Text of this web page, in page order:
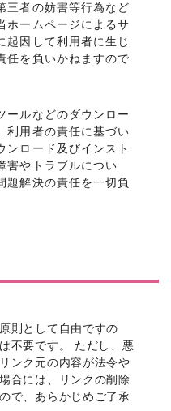
三者の妨害等行為など
ホームページによるサ
起因して利用者に生じ
任を負いかねますので
ールなどのダウンロー
利用者の責任に基づい
ンロード及びインスト
害やトラブルについ
題解決の責任を一切負
則として自由ですの
不要です。 ただし、悪
ンク元の内容が法令や
合には、リンクの削除
で、あらかじめご了承